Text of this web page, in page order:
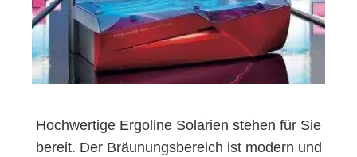
Hochwertige Ergoline Solarien stehen für Sie
bereit. Der Bräunungsbereich ist modern und